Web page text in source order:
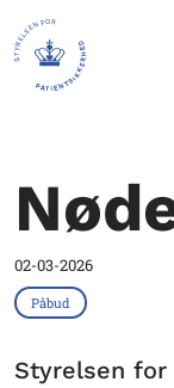
02-03-2026
Påbud
Styrelsen for